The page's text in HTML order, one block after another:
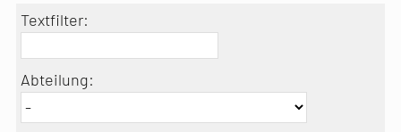
Textfilter:
Abteilung: